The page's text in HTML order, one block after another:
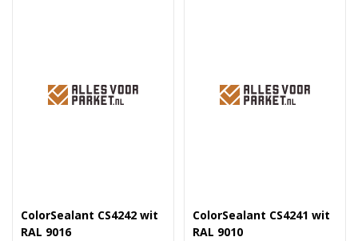
ColorSealant CS4242 wit
RAL 9016
ColorSealant CS4241 wit
RAL 9010